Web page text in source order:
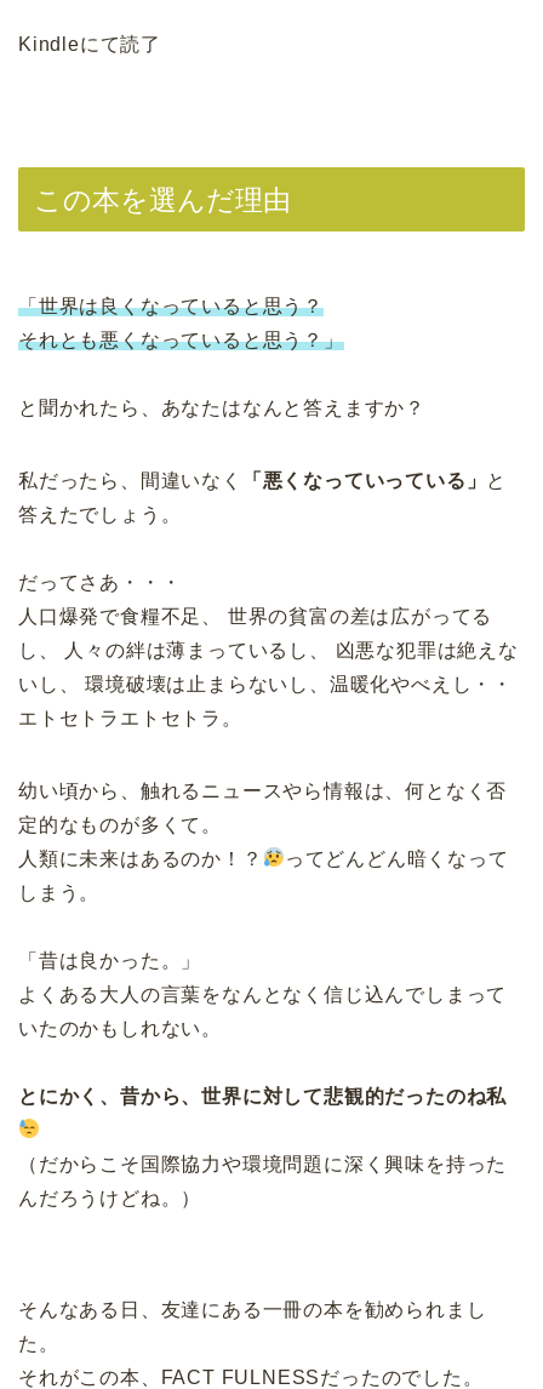
Kindleにて読了
この本を選んだ理由
「世界は良くなっていると思う？
それとも悪くなっていると思う？」
と聞かれたら、あなたはなんと答えますか？
私だったら、間違いなく 「悪くなっていっている」 と
答えたでしょう。
だってさあ・・・
人口爆発で食糧不足、 世界の貧富の差は広がってる
し、 人々の絆は薄まっているし、 凶悪な犯罪は絶えな
いし、 環境破壊は止まらないし、温暖化やべえし・・
エトセトラエトセトラ。
幼い頃から、触れるニュースやら情報は、何となく否
定的なものが多くて。
人類に未来はあるのか！？
ってどんどん暗くなって
しまう。
「昔は良かった。」
よくある大人の言葉をなんとなく信じ込んでしまって
いたのかもしれない。
とにかく、昔から、世界に対して悲観的だったのね私
（だからこそ国際協力や環境問題に深く興味を持った
んだろうけどね。）
そんなある日、友達にある一冊の本を勧められまし
た。
それがこの本、FACT FULNESSだったのでした。